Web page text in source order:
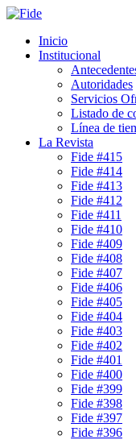
Inicio
Institucional
Autoridades
Servicios
Listado de
Línea de
La Revista
Fide #415
Fide #414
Fide #413
Fide #412
Fide #411
Fide #410
Fide #409
Fide #408
Fide #407
Fide #406
Fide #405
Fide #404
Fide #403
Fide #402
Fide #401
Fide #400
Fide #399
Fide #398
Fide #397
Fide #396